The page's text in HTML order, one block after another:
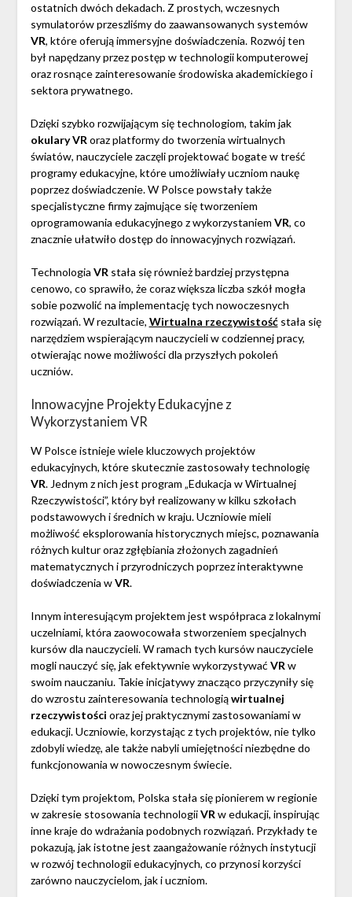
ostatnich dwóch dekadach. Z prostych, wczesnych
symulatorów przeszliśmy do zaawansowanych systemów
VR, które oferują immersyjne doświadczenia. Rozwój ten
był napędzany przez postęp w technologii komputerowej
oraz rosnące zainteresowanie środowiska akademickiego i
sektora prywatnego.
Dzięki szybko rozwijającym się technologiom, takim jak
okulary VRoraz platformy do tworzenia wirtualnych
światów, nauczyciele zaczęli projektować bogate w treść
programy edukacyjne, które umożliwiały uczniom naukę
poprzez doświadczenie. W Polsce powstały także
specjalistyczne firmy zajmujące się tworzeniem
oprogramowania edukacyjnego z wykorzystaniem VR, co
znacznie ułatwiło dostęp do innowacyjnych rozwiązań.
Technologia VRstała się również bardziej przystępna
cenowo, co sprawiło, że coraz większa liczba szkół mogła
sobie pozwolić na implementację tych nowoczesnych
rozwiązań. W rezultacie, Wirtualna rzeczywistośćstała się
narzędziem wspierającym nauczycieli w codziennej pracy,
otwierając nowe możliwości dla przyszłych pokoleń
uczniów.
Innowacyjne Projekty Edukacyjne z
Wykorzystaniem VR
W Polsce istnieje wiele kluczowych projektów
edukacyjnych, które skutecznie zastosowały technologię
VR. Jednym z nich jest program „Edukacja w Wirtualnej
Rzeczywistości”, który był realizowany w kilku szkołach
podstawowych i średnich w kraju. Uczniowie mieli
możliwość eksplorowania historycznych miejsc, poznawania
różnych kultur oraz zgłębiania złożonych zagadnień
matematycznych i przyrodniczych poprzez interaktywne
doświadczenia wVR.
Innym interesującym projektem jest współpraca z lokalnymi
uczelniami, która zaowocowała stworzeniem specjalnych
kursów dla nauczycieli. W ramach tych kursów nauczyciele
mogli nauczyć się, jak efektywnie wykorzystywać VRw
swoim nauczaniu. Takie inicjatywy znacząco przyczyniły się
do wzrostu zainteresowania technologiąwirtualnej
rzeczywistości oraz jej praktycznymi zastosowaniami w
edukacji. Uczniowie, korzystając z tych projektów, nie tylko
zdobyli wiedzę, ale także nabyli umiejętności niezbędne do
funkcjonowania w nowoczesnym świecie.
Dzięki tym projektom, Polska stała się pionierem w regionie
w zakresie stosowania technologiiVRw edukacji, inspirując
inne kraje do wdrażania podobnych rozwiązań. Przykłady te
pokazują, jak istotne jest zaangażowanie różnych instytucji
w rozwój technologii edukacyjnych, co przynosi korzyści
zarówno nauczycielom, jak i uczniom.